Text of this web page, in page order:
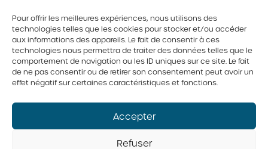
Pour offrir les meilleures expériences, nous utilisons des
technologies telles que les cookies pour stocker et/ou accéder
aux informations des appareils. Le fait de consentir à ces
technologies nous permettra de traiter des données telles que le
comportement de navigation ou les ID uniques sur ce site. Le fait
de ne pas consentir ou de retirer son consentement peut avoir un
effet négatif sur certaines caractéristiques et fonctions.
Accepter
Refuser
Dans la même catégorie